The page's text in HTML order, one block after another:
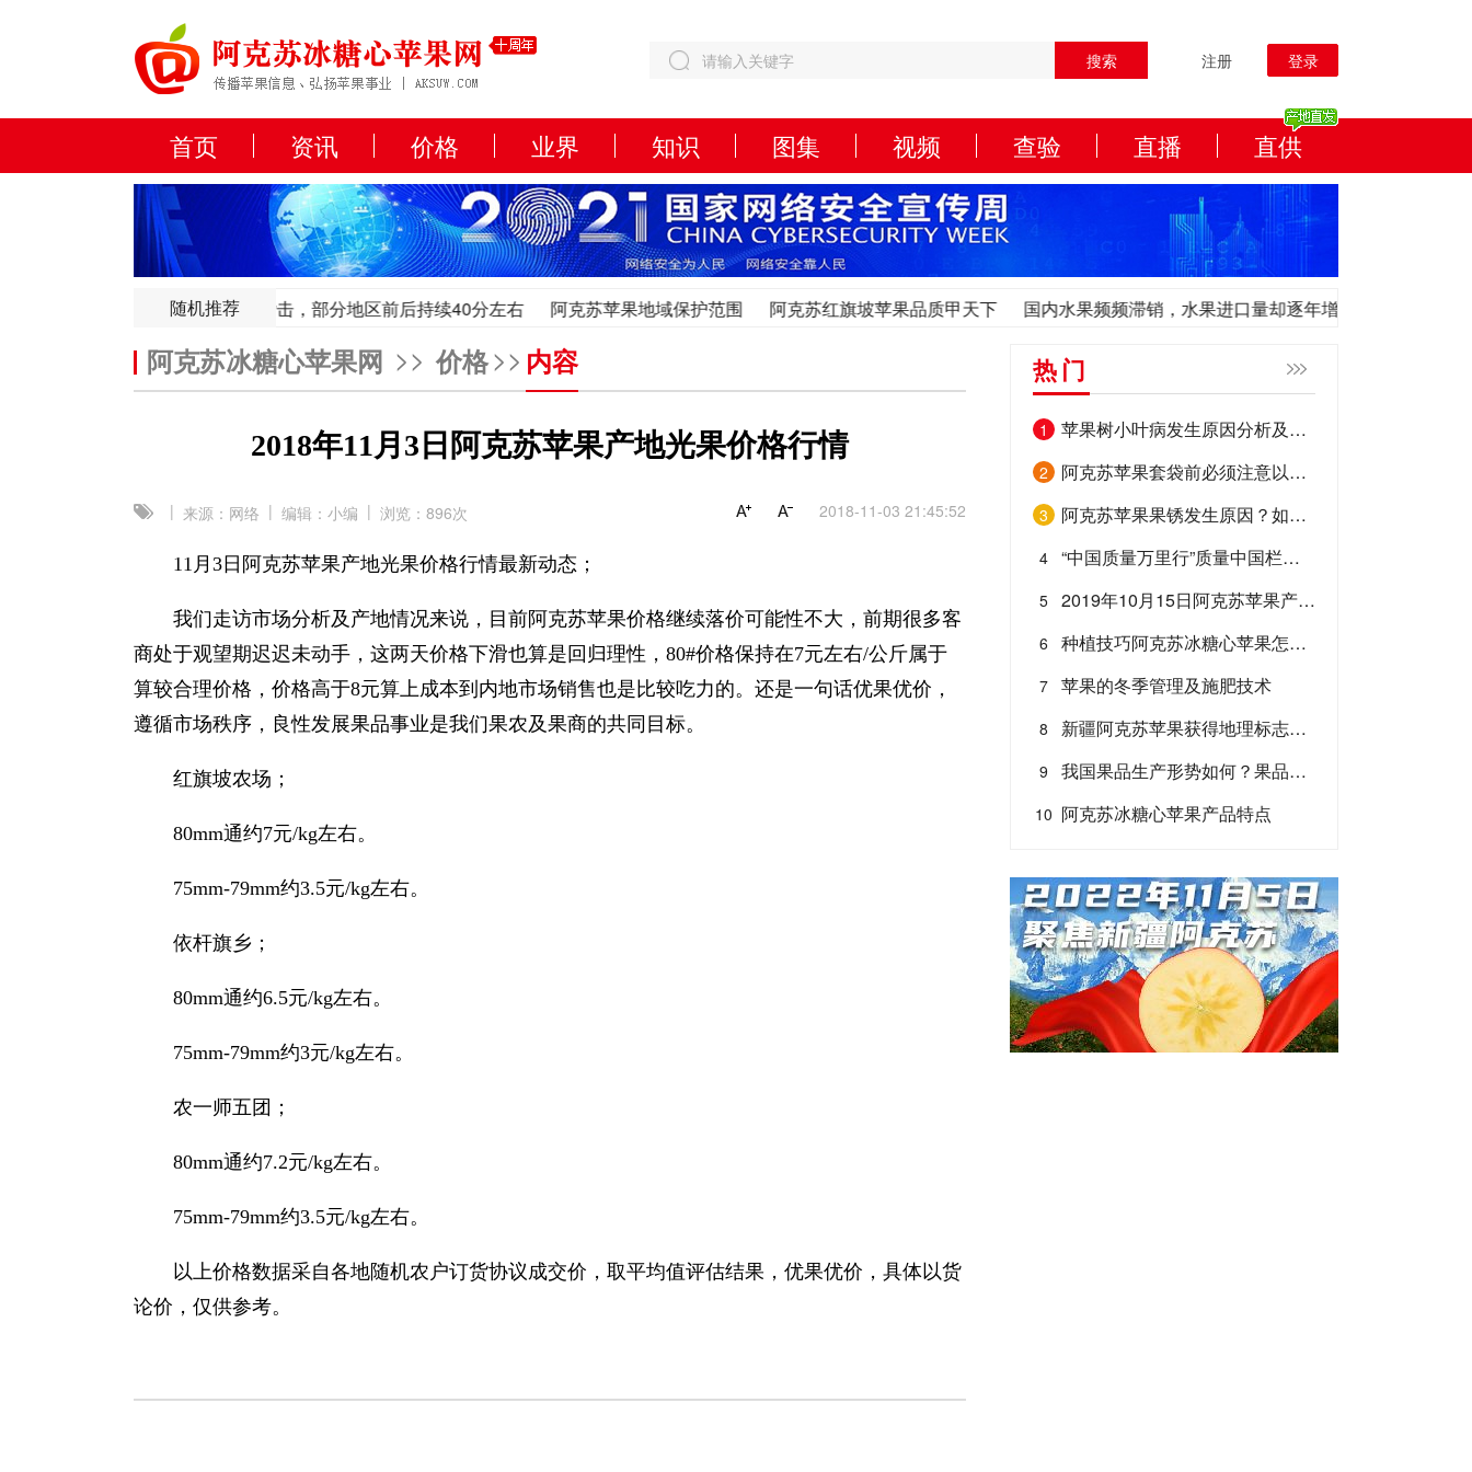
搜索 注册 登录
首页 资讯 价格 业界 知识 图集 视频 查验 直播 直供
随机推荐
又遭“劫难”,全国多地遭冰雹袭击，部分地区前后持续40分左右 阿克苏苹果地域保护范围 阿克苏红旗坡苹果品质甲天下 国内水果频频滞销，水果进口量却逐年增加，到底为什么？
又遭“劫难”,全国多地遭冰雹袭击，部分地区前后持续40分左右
阿克苏苹果地域保护范围
阿克苏冰糖心苹果网 >> 价格>> 内容
2018年11月3日阿克苏苹果产地光果价格行情
| 来源：网络 | 编辑：小编 | 浏览： 896次 2018-11-03 21:45:52
11月3日阿克苏苹果产地光果价格行情最新动态；
我们走访市场分析及产地情况来说，目前阿克苏苹果价格继续落价可能性不大，前期很多客
商处于观望期迟迟未动手，这两天价格下滑也算是回归理性，80#价格保持在7元左右/公斤属于
算较合理价格，价格高于8元算上成本到内地市场销售也是比较吃力的。还是一句话优果优价，
遵循市场秩序，良性发展果品事业是我们果农及果商的共同目标。
红旗坡农场；
80mm通约7元/kg左右。
75mm-79mm约3.5元/kg左右。
依杆旗乡；
80mm通约6.5元/kg左右。
75mm-79mm约3元/kg左右。
农一师五团；
80mm通约7.2元/kg左右。
75mm-79mm约3.5元/kg左右。
以上价格数据采自各地随机农户订货协议成交价，取平均值评估结果，优果优价，具体以货
论价，仅供参考。
热门
苹果树小叶病发生原因分析及防治方案
1
阿克苏苹果套袋前必须注意以下要点
2
阿克苏苹果果锈发生原因？如何防治苹果果锈？
3
“中国质量万里行”质量中国栏目报道我站“服务本地三农十周年”
4
2019年10月15日阿克苏苹果产地套袋果价格行情
5
种植技巧阿克苏冰糖心苹果怎么种植口感佳糖心足
6
苹果的冬季管理及施肥技术
7
新疆阿克苏苹果获得地理标志产品保护
8
我国果品生产形势如何？果品生产十大趋向及发展原则
9
阿克苏冰糖心苹果产品特点
10